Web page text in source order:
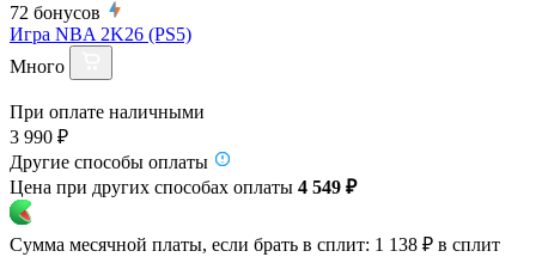
72 бонусов
Игра NBA 2K26 (PS5)
Много
При оплате наличными
3 990 ₽
Другие способы оплаты
Цена при других способах оплаты 4 549 ₽
Сумма месячной платы, если брать в сплит: 1 138 ₽ в сплит